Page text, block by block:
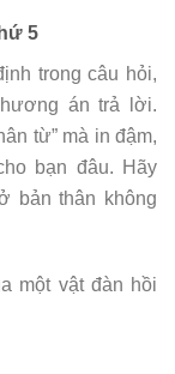
5
trong câu hỏi,
án trả lời.
từ” mà in đậm,
bạn đâu. Hãy
bản thân không
một vật đàn hồi